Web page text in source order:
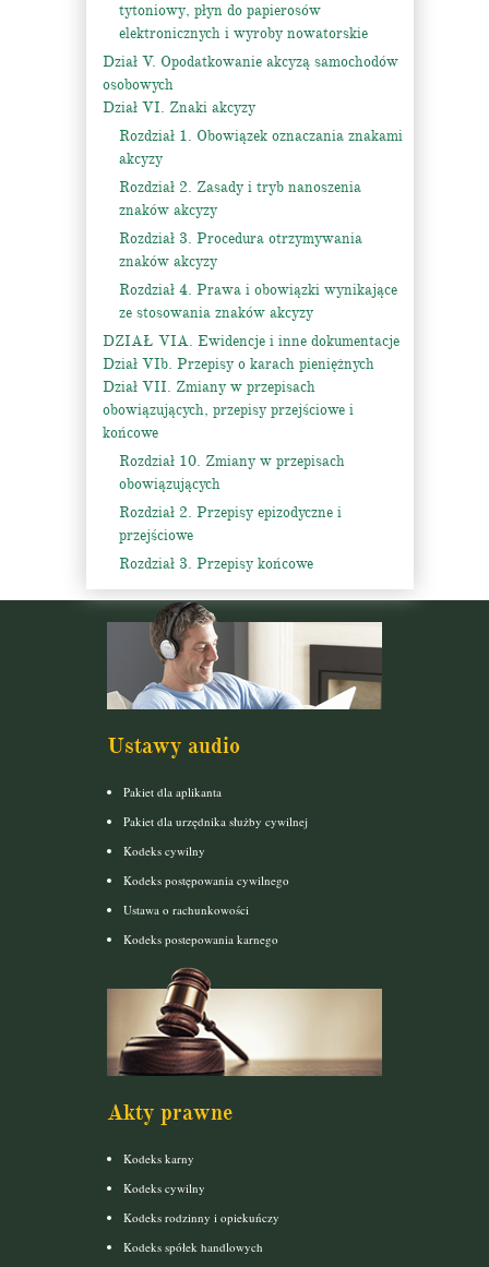
tytoniowy, płyn do papierosów
elektronicznych i wyroby nowatorskie
Dział V. Opodatkowanie akcyzą samochodów
osobowych
Dział VI. Znaki akcyzy
Rozdział 1. Obowiązek oznaczania znakami
akcyzy
Rozdział 2. Zasady i tryb nanoszenia
znaków akcyzy
Rozdział 3. Procedura otrzymywania
znaków akcyzy
Rozdział 4. Prawa i obowiązki wynikające
ze stosowania znaków akcyzy
DZIAŁ VIA. Ewidencje i inne dokumentacje
Dział VIb. Przepisy o karach pieniężnych
Dział VII. Zmiany w przepisach
obowiązujących, przepisy przejściowe i
końcowe
Rozdział 10. Zmiany w przepisach
obowiązujących
Rozdział 2. Przepisy epizodyczne i
przejściowe
Rozdział 3. Przepisy końcowe
Ustawy audio
Pakiet dla aplikanta
Pakiet dla urzędnika służby cywilnej
Kodeks cywilny
Kodeks postępowania cywilnego
Ustawa o rachunkowości
Kodeks postepowania karnego
Akty prawne
Kodeks karny
Kodeks cywilny
Kodeks rodzinny i opiekuńczy
Kodeks spółek handlowych